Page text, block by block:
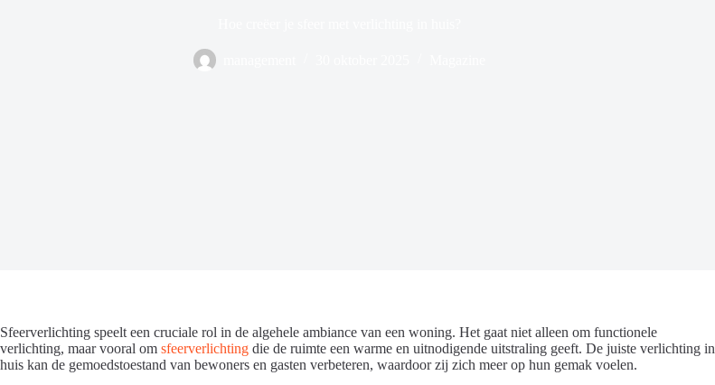
Sfeerverlichting speelt een cruciale rol in de algehele ambiance van een woning. Het gaat niet alleen om functionele
verlichting, maar vooral om sfeerverlichting die de ruimte een warme en uitnodigende uitstraling geeft. De juiste verlichting in
huis kan de gemoedstoestand van bewoners en gasten verbeteren, waardoor zij zich meer op hun gemak voelen.